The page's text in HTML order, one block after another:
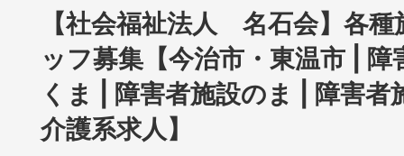
【社会福祉法人 名石会】各種
ッフ募集【今治市・東温市 | 障
くま | 障害者施設のま | 障害者
介護系求人】